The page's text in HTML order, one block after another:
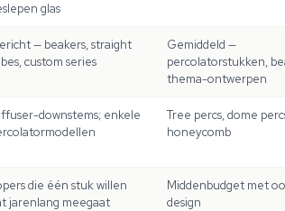
glas
— beakers, straight
custom series
Gemiddeld —
percolatorstukken,
thema-ontwerpen
downstems; enkele
Tree percs, dome
honeycomb
die één stuk willen
jarenlang meegaat
Middenbudget met
design